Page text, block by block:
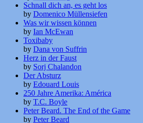
Schnall dich an, es geht los
by Domenico Müllensiefen
Was wir wissen können
by Ian McEwan
Toxibaby
by Dana von Suffrin
Herz in der Faust
by Sorj Chalandon
Der Absturz
by Edouard Louis
250 Jahre Amerika: América
by T.C. Boyle
Peter Beard. The End of the Game
by Peter Beard